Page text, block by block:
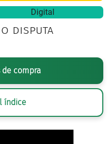
Digital
disputa
de compra
índice